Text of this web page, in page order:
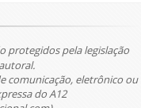
protegidos pela legislação
comunicação, eletrônico ou
do A12